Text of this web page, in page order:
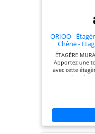
ORIOO -
Chêne -
Design pour
Bureau,
ÉTAGÈRE
Apportez une
avec cette
design épuré
parfaitement
bureau ou
MATÉRIAUX
avec une finition
murale
contemporain.
et organiser